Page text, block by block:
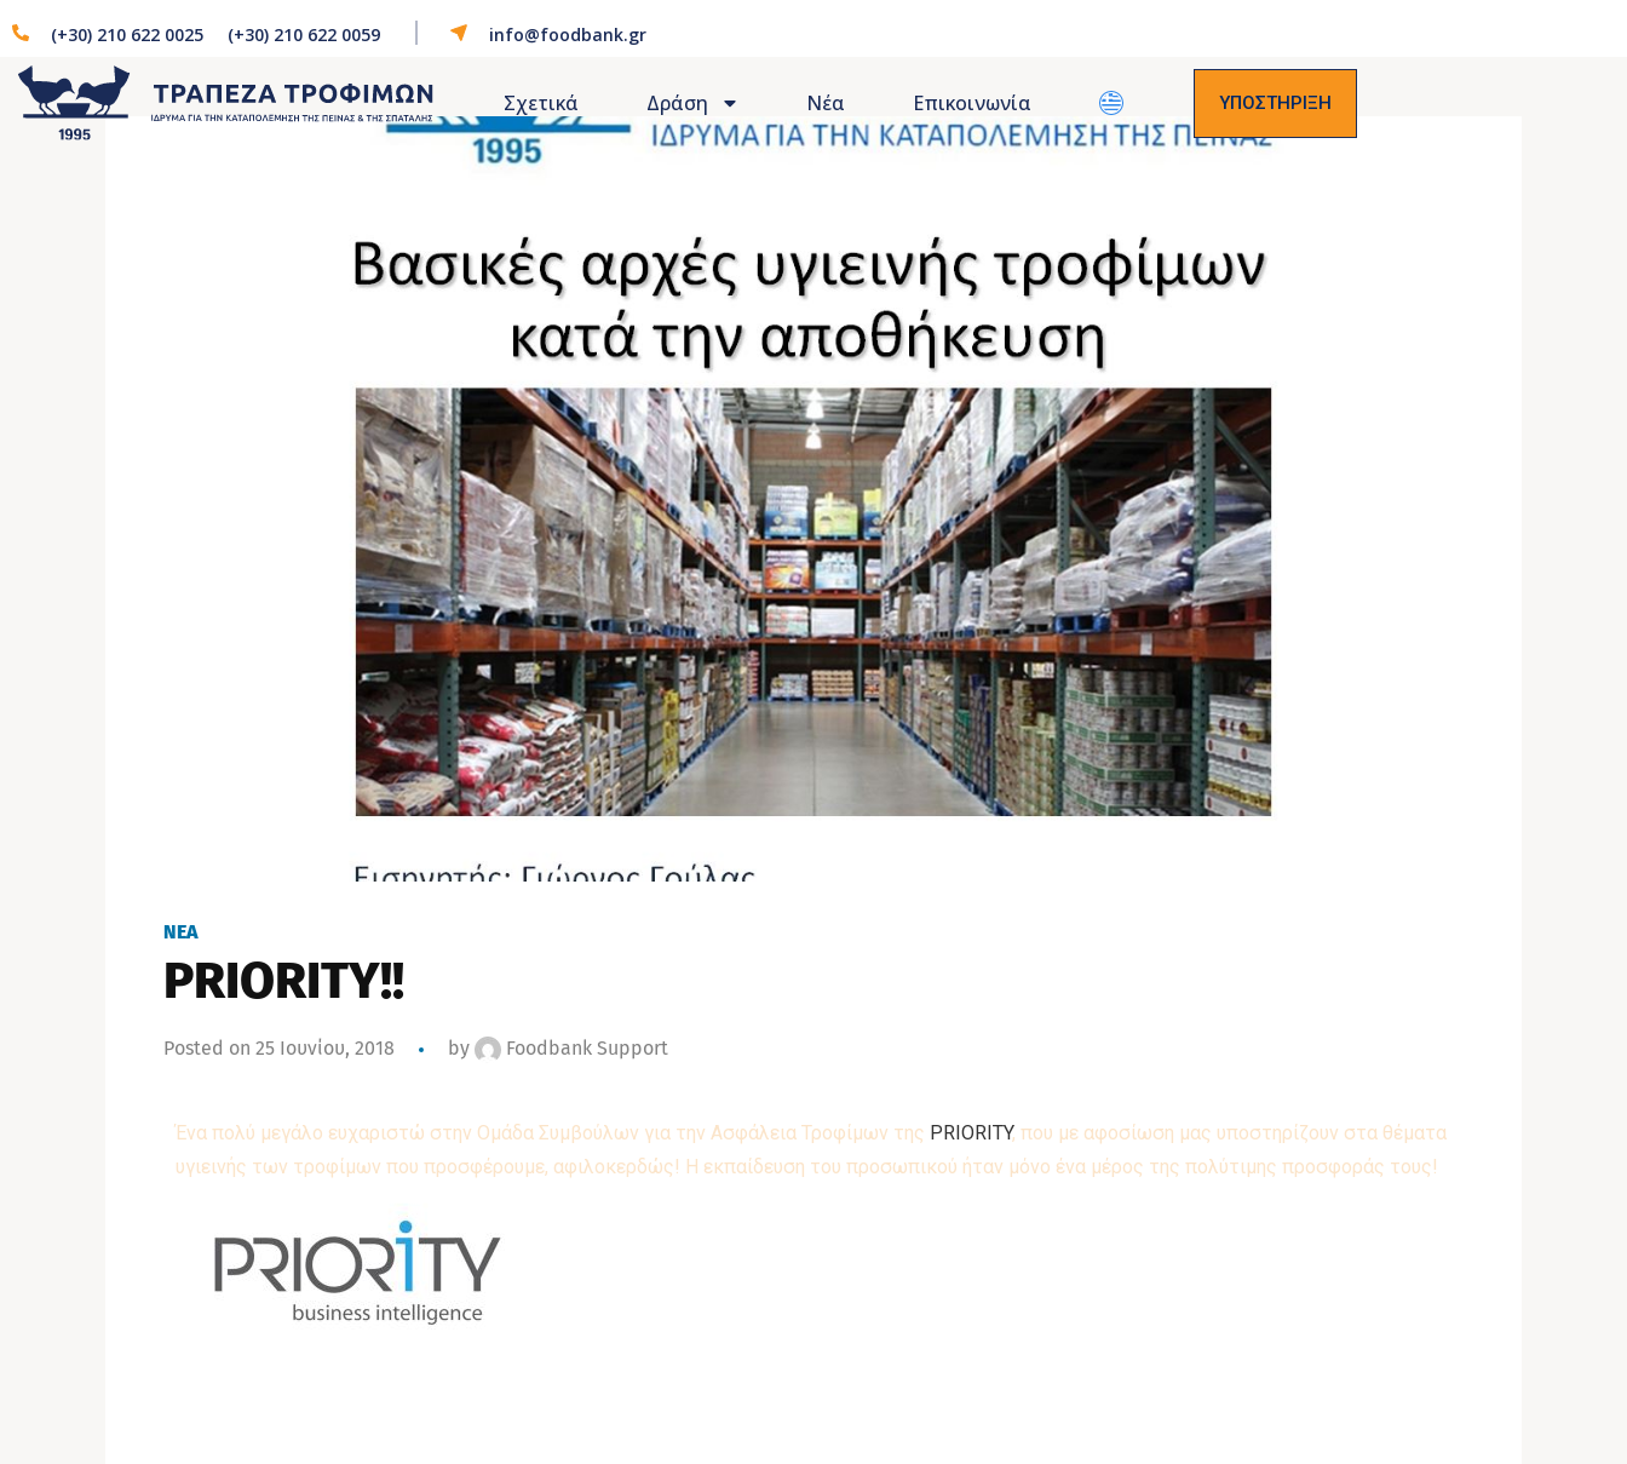
(+30) 210 622 0025 (+30) 210 622 0059 info@foodbank.gr
Σχετικά Δράση Νέα Επικοινωνία ΥΠΟΣΤΗΡΙΞΗ
NEA
PRIORITY!!
Posted on 25 Ιουνίου, 2018 by Foodbank Support
Ένα πολύ μεγάλο ευχαριστώ στην Ομάδα Συμβούλων για την Ασφάλεια Τροφίμων της PRIORITY, που με αφοσίωση μας υποστηρίζουν στα θέματα
υγιεινής των τροφίμων που προσφέρουμε, αφιλοκερδώς! Η εκπαίδευση του προσωπικού ήταν μόνο ένα μέρος της πολύτιμης προσφοράς τους!